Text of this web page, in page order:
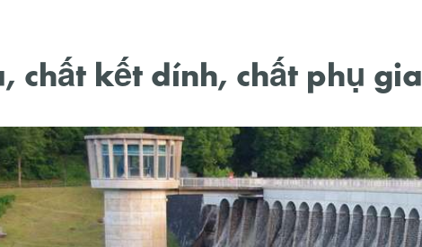
chất kết dính, chất phụ gia